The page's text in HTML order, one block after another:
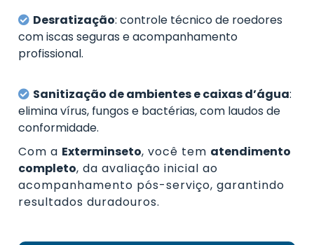
Desratização: controle técnico de roedores
com iscas seguras e acompanhamento
profissional.
Sanitização de ambientes e caixas d’água:
elimina vírus, fungos e bactérias, com laudos de
conformidade.
Com a Exterminseto, você tem atendimento
completo, da avaliação inicial ao
acompanhamento pós-serviço, garantindo
resultados duradouros.